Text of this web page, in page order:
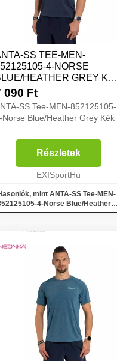
SS TEE-MEN-
4-NORSE
HEATHER GREY KÉK
090 Ft
SS Tee-MEN-852125105-
Norse Blue/Heather Grey Kék
Részletek
EXISportHu
mint ANTA-SS Tee-MEN-
4-Norse Blue/Heather
Kék S